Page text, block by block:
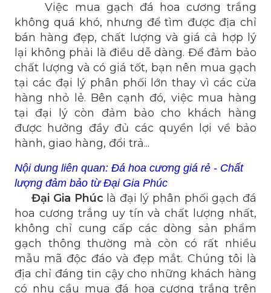
Việc mua gạch đá hoa cương trắng
không quá khó, nhưng để tìm được địa chỉ
bán hàng đẹp, chất lượng và giá cả hợp lý
lại không phải là điều dễ dàng. Để đảm bảo
chất lượng và có giá tốt, bạn nên mua gạch
tại các đại lý phân phối lớn thay vì các cửa
hàng nhỏ lẻ. Bên cạnh đó, việc mua hàng
tại đại lý còn đảm bảo cho khách hàng
được hưởng đầy đủ các quyền lợi về bảo
hành, giao hàng, đổi trả...
Nội dung liên quan: Đá hoa cương giá rẻ - Chất
lượng đảm bảo từ Đại Gia Phúc
Đại Gia Phúc là đại lý phân phối gạch đá
hoa cương trắng uy tín và chất lượng nhất,
không chỉ cung cấp các dòng sản phẩm
gạch thông thường mà còn có rất nhiều
mẫu mã độc đáo và đẹp mắt. Chúng tôi là
địa chỉ đáng tin cậy cho những khách hàng
có nhu cầu mua đá hoa cương trắng trên